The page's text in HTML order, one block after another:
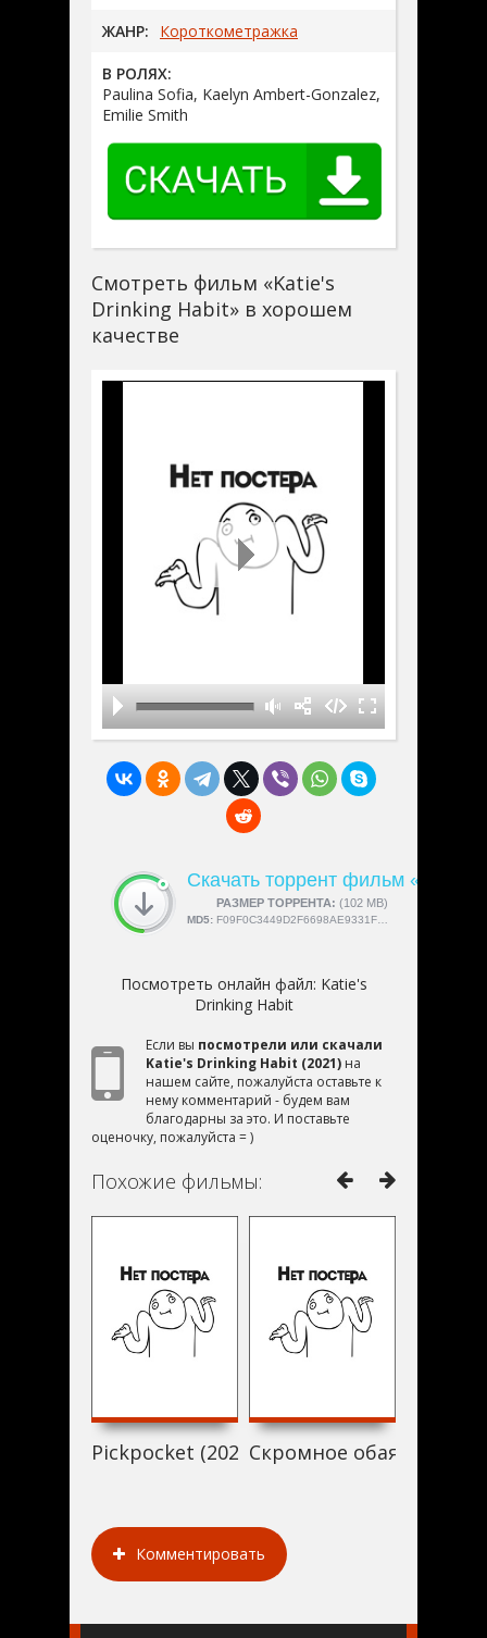
ЖАНР: Короткометражка
В РОЛЯХ:
Paulina Sofia, Kaelyn Ambert-Gonzalez,
Emilie Smith
Смотреть фильм «Katie's
Drinking Habit» в хорошем
качестве
Скачать торрент фильм «Katie's
РАЗМЕР ТОРРЕНТА: (102 MB)
СКАЧАЛИ:4189
MD5: F09F0C3449D2F6698AE9331FBB89A309
Посмотреть онлайн файл: Katie's
Drinking Habit
Если вы посмотрели или скачали
Katie's Drinking Habit (2021) на
нашем сайте, пожалуйста оставьте к
нему комментарий - будем вам
благодарны за это. И поставьте
оценочку, пожалуйста = )
Похожие фильмы:
Pickpocket (2021)Скромное обаяние
Комментировать